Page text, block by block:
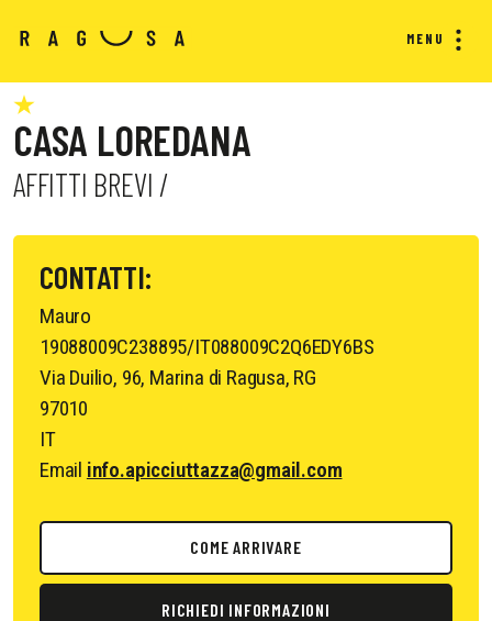
MENU
CASA LOREDANA
AFFITTI BREVI /
CONTATTI:
Mauro
19088009C238895/IT088009C2Q6EDY6BS
Via Duilio, 96, Marina di Ragusa, RG
97010
IT
Email info.apicciuttazza@gmail.com
COME ARRIVARE
RICHIEDI INFORMAZIONI